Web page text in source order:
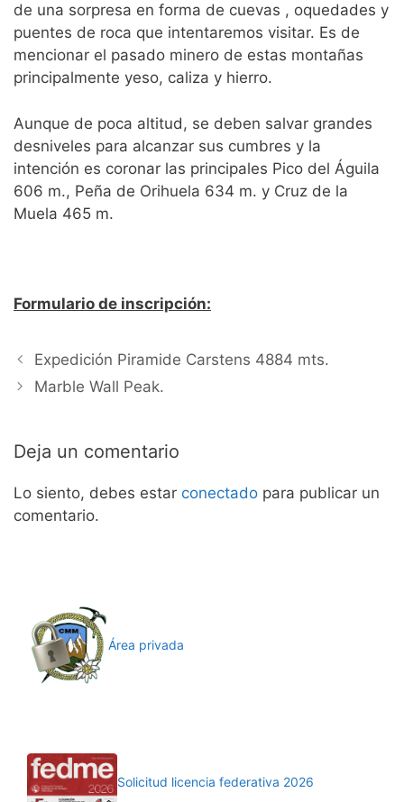
de una sorpresa en forma de cuevas , oquedades y
puentes de roca que intentaremos visitar. Es de
mencionar el pasado minero de estas montañas
principalmente yeso, caliza y hierro.
Aunque de poca altitud, se deben salvar grandes
desniveles para alcanzar sus cumbres y la
intención es coronar las principales Pico del Águila
606 m., Peña de Orihuela 634 m. y Cruz de la
Muela 465 m.
Formulario de inscripción:
Expedición Piramide Carstens 4884 mts.
Marble Wall Peak.
Deja un comentario
Lo siento, debes estar conectado para publicar un
comentario.
Área privada
Solicitud licencia federativa 2026